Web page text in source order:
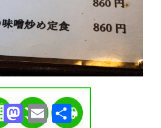
Mastodon
Email共
有